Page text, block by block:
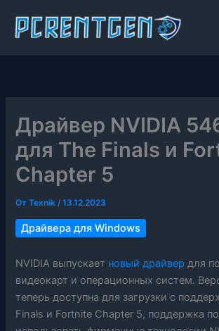
содержимому
Драйвер NVIDIA
для The Finals и
Chapter 5
ОтTexnik/13.12.2023
Драйвера для Windows
NVIDIA выпускает новый драйвер для
видеокарт и операционных систем.
теперь доступна для загрузки с
Finals и Fortnite Chapter 5, поддержка